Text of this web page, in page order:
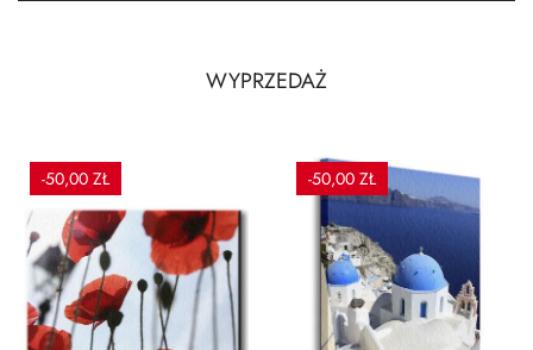
WYPRZEDAŻ
-50,00 ZŁ -50,00 ZŁ